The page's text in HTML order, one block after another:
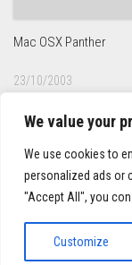
We value your
We use cookies to
personalized ads or
"Accept All", you
Customize
Mac OSX Panther
23/10/2003